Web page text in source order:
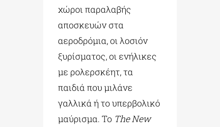
χώροι παραλαβής
αποσκευών στα
αεροδρόμια, οι λοσιόν
ξυρίσματος, οι ενήλικες
με ρολερσκέητ, τα
παιδιά που μιλάνε
γαλλικά ή το υπερβολικό
μαύρισμα. Το The New